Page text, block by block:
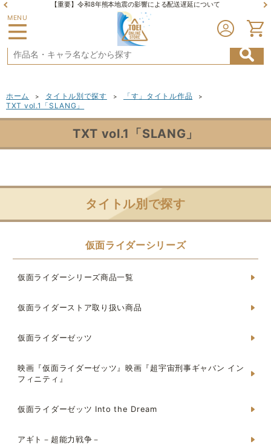
【重要】令和8年熊本地震の影響による配送遅延について
MENU
ホーム > タイトル別で探す > 「す」タイトル作品 >
TXT vol.1「SLANG」
TXT vol.1「SLANG」
タイトル別で探す
仮面ライダーシリーズ
仮面ライダーシリーズ商品一覧
仮面ライダーストア取り扱い商品
仮面ライダーゼッツ
映画『仮面ライダーゼッツ』映画『超宇宙刑事ギャバン イン
フィニティ』
仮面ライダーゼッツ Into the Dream
アギト－超能力戦争－